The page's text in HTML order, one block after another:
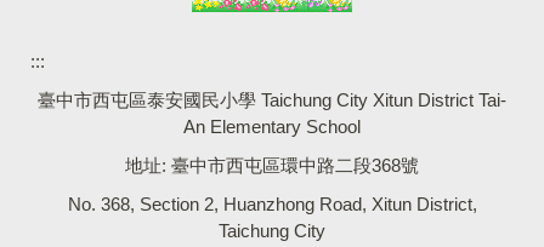
:::
臺中市西屯區泰安國民小學 Taichung City Xitun District Tai-
An Elementary School
地址: 臺中市西屯區環中路二段368號
No. 368, Section 2, Huanzhong Road, Xitun District,
Taichung City